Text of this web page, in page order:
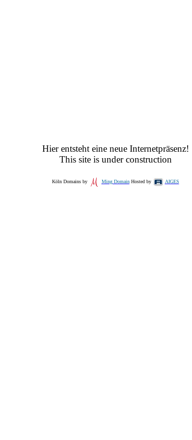
Hier entsteht eine neue Internetpräsenz!
This site is under construction
Köln Domains by Ming DomainHosted by AIGES